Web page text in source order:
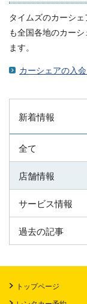
タイムズのカーシェ
も全国各地のカー
ます。
カーシェアの入
新着情報
全て
店舗情報
サービス情報
過去の記事
トップページ